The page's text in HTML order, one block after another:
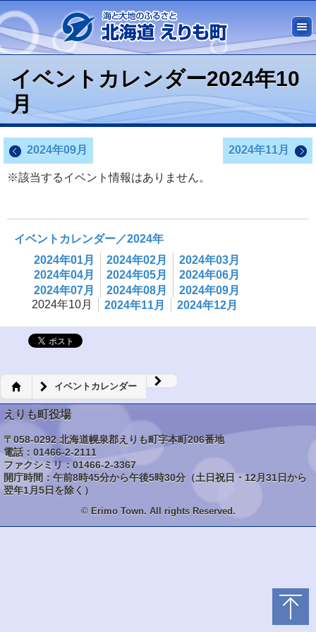
イベントカレンダー2024年10
月
2024年09月 2024年11月
※該当するイベント情報はありません。
イベントカレンダー／2024年
2024年01月
2024年02月
2024年03月
2024年04月
2024年05月
2024年06月
2024年07月
2024年08月
2024年09月
2024年10月
2024年11月 2024年12月
イベントカレンダー
えりも町役場
〒058-0292 北海道幌泉郡えりも町字本町206番地
電話：01466-2-2111
ファクシミリ：01466-2-3367
開庁時間：午前8時45分から午後5時30分（土日祝日・12月31日から
翌年1月5日を除く）
© Erimo Town. All rights Reserved.